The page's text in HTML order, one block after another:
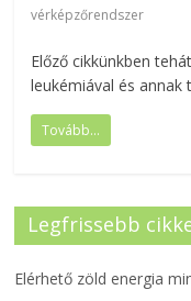
vérképzőrendszer
Előző cikkünkben
leukémiával és annak
Tovább...
Legfrissebb
Elérhető zöld energia